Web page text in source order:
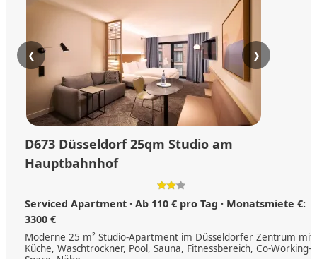
❮ ❯
D673 Düsseldorf 25qm Studio am
Hauptbahnhof
Serviced Apartment · Ab 110 € pro Tag · Monatsmiete €:
3300 €
Moderne 25 m² Studio-Apartment im Düsseldorfer Zentrum mit
Küche, Waschtrockner, Pool, Sauna, Fitnessbereich, Co-Working-